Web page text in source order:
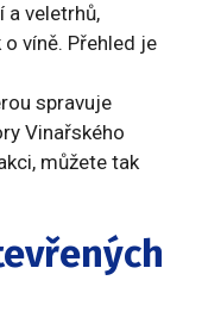
a veletrhů,
víně. Přehled je
spravuje
Vinařského
můžete tak